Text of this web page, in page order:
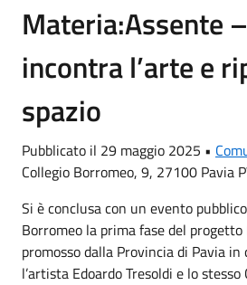
Materia:Assente
incontra l’arte e
spazio
Pubblicato il 29 maggio 2025 •
Collegio Borromeo, 9, 27100 Pavia
Si è conclusa con un evento
Borromeo la prima fase del
promosso dalla Provincia di Pavia in
l’artista Edoardo Tresoldi e lo